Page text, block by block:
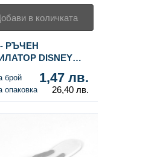
в количката
- РЪЧЕН
DISNEY
брой 1,47 лв.
опаковка 26,40 лв.